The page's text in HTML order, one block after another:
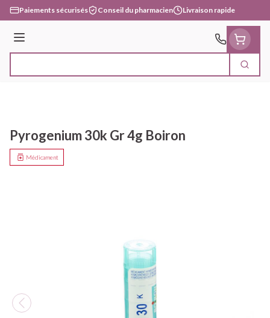
Aller au contenu
Paiements sécurisés Conseil du pharmacien Livraison rapide
Menu
Pyrogenium 30k Gr 4g Boiron
Médicament